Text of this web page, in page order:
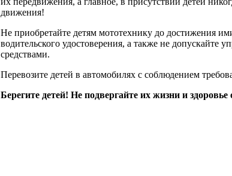
движения!
Не приобретайте детям мототехнику до достижения
водительского удостоверения, а также не допускайте
средствами.
Перевозите детей в автомобилях с соблюдением
Берегите детей! Не подвергайте их жизни и здоровье